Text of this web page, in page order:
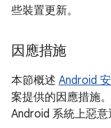
些裝置更新。
因應措施
本節概述 Android
案提供的因應措施
Android 系統上惡意